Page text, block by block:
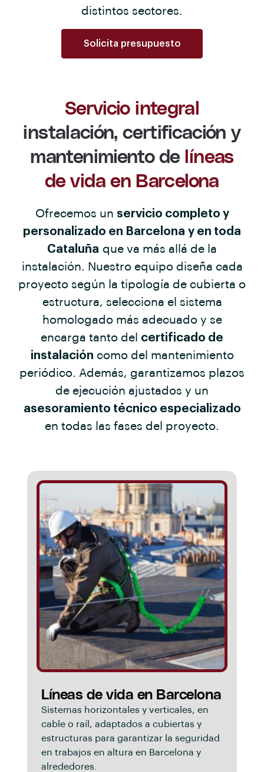
distintos sectores.
Solicita presupuesto
Servicio integral
instalación, certificación y
mantenimiento de líneas
de vida en Barcelona
Ofrecemos un servicio completo y
personalizado en Barcelona y en toda
Cataluña que va más allá de la
instalación. Nuestro equipo diseña cada
proyecto según la tipología de cubierta o
estructura, selecciona el sistema
homologado más adecuado y se
encarga tanto del certificado de
instalación como del mantenimiento
periódico. Además, garantizamos plazos
de ejecución ajustados y un
asesoramiento técnico especializado
en todas las fases del proyecto.
Líneas de vida en Barcelona
Sistemas horizontales y verticales, en
cable o raíl, adaptados a cubiertas y
estructuras para garantizar la seguridad
en trabajos en altura en Barcelona y
alrededores.